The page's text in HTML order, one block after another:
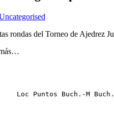
rondas del Torneo de Ajedrez
Loc Puntos Buch.-M